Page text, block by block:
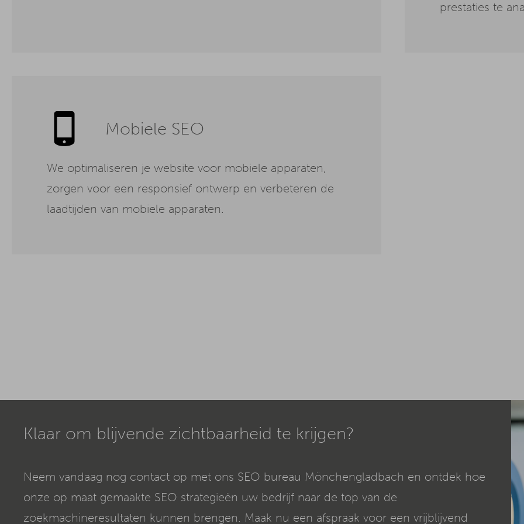
prestaties te
Mobiele SEO
We optimaliseren je website voor mobiele apparaten,
zorgen voor een responsief ontwerp en verbeteren de
laadtijden van mobiele apparaten.
Klaar om blijvende zichtbaarheid te krijgen?
Neem vandaag nog contact op met ons SEO bureau Mönchengladbach en ontdek hoe
onze op maat gemaakte SEO strategieën uw bedrijf naar de top van de
zoekmachineresultaten kunnen brengen. Maak nu een afspraak voor een vrijblijvend